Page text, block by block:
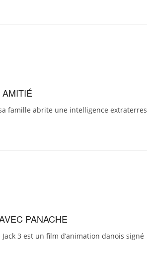
famille abrite une intelligence
PANACHE
3 est un film d’animation danois signé